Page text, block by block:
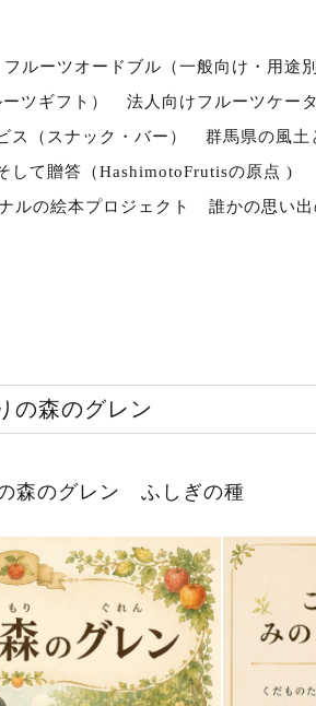
フルーツオードブル（一般向け・用途
ツギフト）
法人向けフルーツケー
（スナック・バー）
群馬県の風土
して贈答（HashimotoFrutisの原点 )
ルの絵本プロジェクト
誰かの思い
の森のグレン
森のグレン ふしぎの種